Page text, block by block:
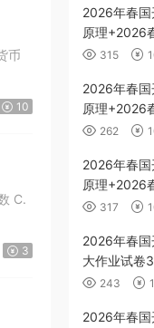
币
10
C.
3
2026年春
原理+2026
315
2026年春
原理+2026
262
2026年春
原理+2026
317
2026年春
大作业试卷3
243
2026年春